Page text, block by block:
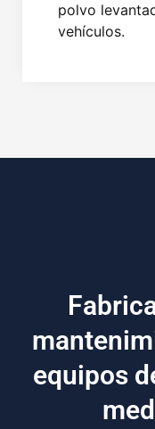
polvo
vehículos.
equipos